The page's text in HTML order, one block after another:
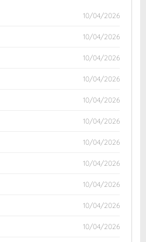
10/04/2026
10/04/2026
10/04/2026
10/04/2026
10/04/2026
10/04/2026
10/04/2026
10/04/2026
10/04/2026
10/04/2026
10/04/2026